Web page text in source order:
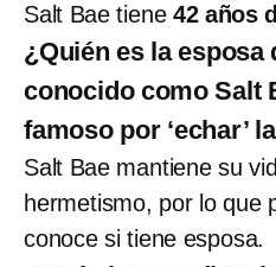
Salt Bae tiene 42 años
¿Quién es la esposa
conocido como Salt
famoso por ‘echar’
Salt Bae mantiene su
hermetismo, por lo que
conoce si tiene esposa.